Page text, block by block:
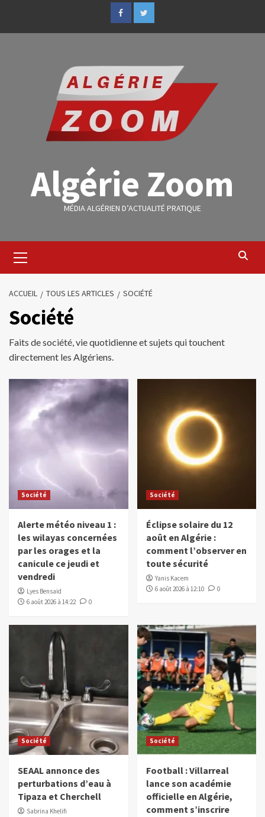
Algérie Zoom
MÉDIA ALGÉRIEN D’ACTUALITÉ PRATIQUE
ACCUEIL TOUS LES ARTICLES SOCIÉTÉ
Société
Faits de société, vie quotidienne et sujets qui touchent
directement les Algériens.
Société
Alerte météo niveau 1 :
les wilayas concernées
par les orages et la
canicule ce jeudi et
vendredi
Lyes Bensaïd
6 août 2026 à 14:22
0
Société
Éclipse solaire du 12
août en Algérie :
comment l’observer en
toute sécurité
Yanis Kacem
6 août 2026 à 12:10
0
Société
SEAAL annonce des
perturbations d’eau à
Tipaza et Cherchell
Sabrina Khelifi
Société
Football : Villarreal
lance son académie
officielle en Algérie,
comment s’inscrire